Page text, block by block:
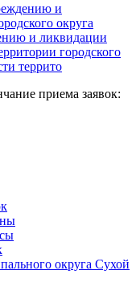
и
округа
и ликвидации
городского
террито
приема заявок:
округа Сухой